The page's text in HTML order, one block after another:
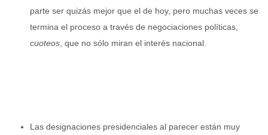
parte ser quizás mejor que el de hoy, pero muchas veces se
termina el proceso a través de negociaciones políticas,
cuoteos , que no sólo miran el interés nacional.
Las designaciones presidenciales al parecer están muy